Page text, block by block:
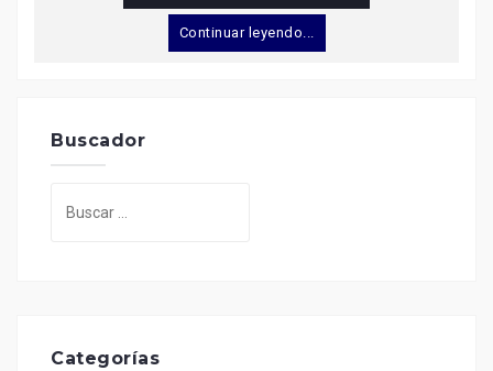
Continuar leyendo...
Buscador
Categorías